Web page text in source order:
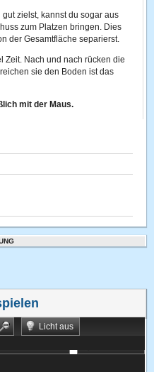
zielst, kannst du sogar aus
zum Platzen bringen. Dies
der Gesamtfläche separierst.
Zeit. Nach und nach rücken die
sie den Boden ist das
mit der Maus.
Licht aus